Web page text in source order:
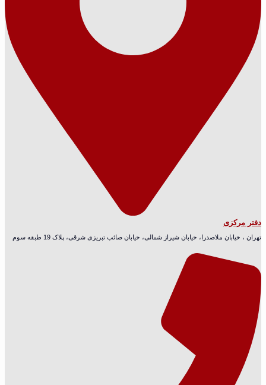
دفتر مرکزی
تهران ، خیابان ملاصدرا، خیابان شیراز شمالی، خیابان صائب تبریزی شرقی، پلاک 19 طبقه سوم